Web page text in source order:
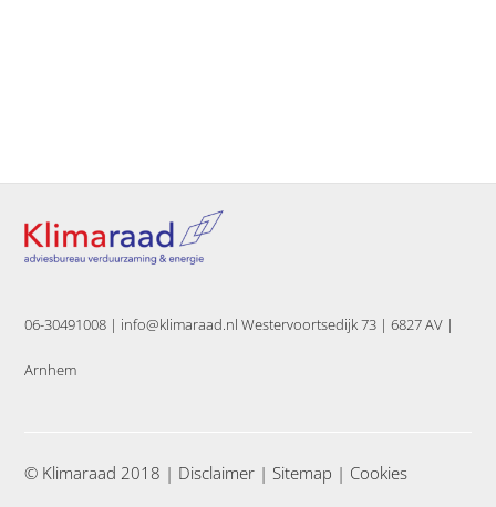
06-30491008 | info@klimaraad.nl Westervoortsedijk 73 | 6827 AV |
Arnhem
© Klimaraad 2018 | Disclaimer | Sitemap | Cookies